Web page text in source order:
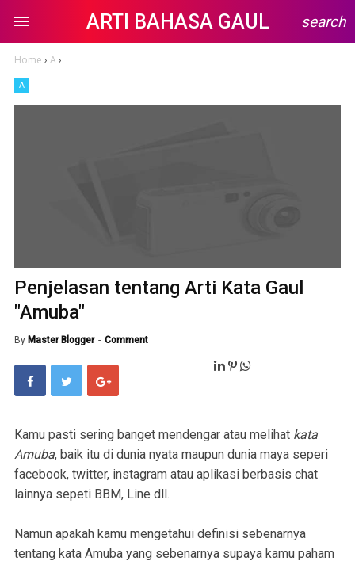
ARTI BAHASA GAUL search
Home › A›
A
Penjelasan tentang Arti Kata Gaul
"Amuba"
By Master Blogger Comment
Kamu pasti sering banget mendengar atau melihat kata
Amuba, baik itu di dunia nyata maupun dunia maya seperi
facebook, twitter, instagram atau aplikasi berbasis chat
lainnya sepeti BBM, Line dll.
Namun apakah kamu mengetahui definisi sebenarnya
tentang kata Amuba yang sebenarnya supaya kamu paham